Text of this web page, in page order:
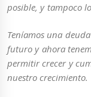
posible, y tampoco
Teníamos una
futuro y ahora
permitir crecer y
nuestro crecimiento.